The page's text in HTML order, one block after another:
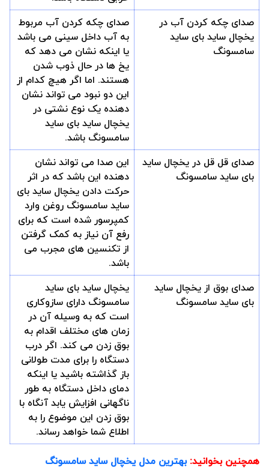
صدای چکه کردن آب در
یخچال ساید بای ساید
سامسونگ
صدای چکه کردن آب مربوط
به آب داخل سینی می باشد
یا اینکه نشان می دهد که
یخ ها در حال ذوب شدن
هستند. اما اگر هیچ کدام از
این دو نبود می تواند نشان
دهنده یک نوع نشتی در
یخچال ساید بای ساید
سامسونگ باشد.
صدای قل قل در یخچال ساید
بای ساید سامسونگ
این صدا می تواند نشان
دهنده این باشد که در اثر
حرکت دادن یخچال ساید بای
ساید سامسونگ روغن وارد
کمپرسور شده است که برای
رفع آن نیاز به کمک گرفتن
از تکنسین های مجرب می
باشد.
صدای بوق از یخچال ساید
بای ساید سامسونگ
یخچال ساید بای ساید
سامسونگ دارای سازوکاری
است که به وسیله آن در
زمان های مختلف اقدام به
بوق زدن می کند. اگر درب
دستگاه را برای مدت طولانی
باز گذاشته باشید یا اینکه
دمای داخل دستگاه به طور
ناگهانی افزایش یابد آنگاه با
بوق زدن این موضوع را به
اطلاع شما خواهد رساند.
همچنین بخوانید: بهترین مدل یخچال ساید سامسونگ